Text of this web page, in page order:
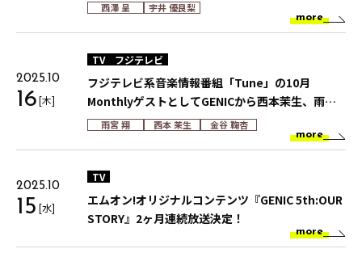
西澤 呈 宇井 優良梨
more
2025.10
16[木]
TV フジテレビ
フジテレビ系音楽情報番組「Tune」の10月
MonthlyゲストとしてGENICから西本茉生、雨宮
翔、金谷鞠杏が出演！
雨宮 翔 西本 茉生 金谷 鞠杏
more
2025.10
15 [水]
TV
エムオン!オリジナルコンテンツ『GENIC 5th:OUR
STORY』2ヶ月連続放送決定！
more